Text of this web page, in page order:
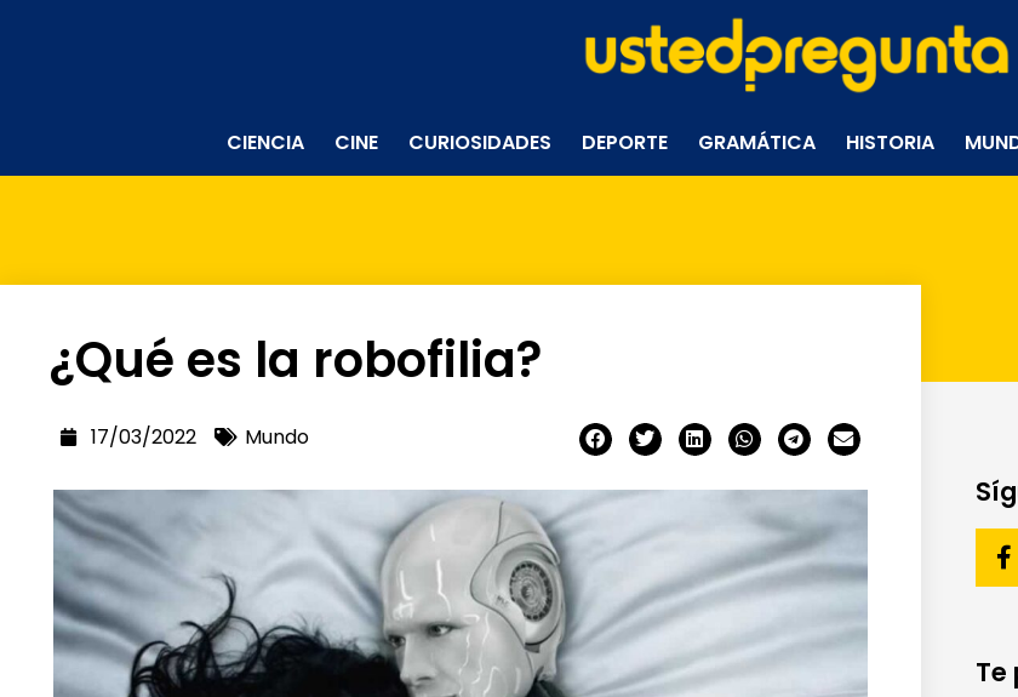
CIENCIA CINE CURIOSIDADES DEPORTE GRAMÁTICA HISTORIA
¿Qué es la robofilia?
17/03/2022 Mundo
Te